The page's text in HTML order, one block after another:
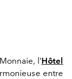
l'Hôtel
entre